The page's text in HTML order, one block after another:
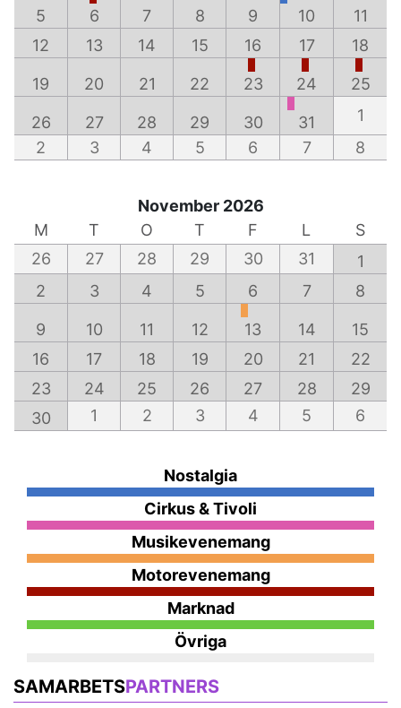
5 6 7 8 9 10
11
12
13 14 15 16 17 18
19 20 21 22 23 24 25
26 27 28 29 30 31
1
2
3 4 5 6 7 8
November 2026
M
T O T F L
S
26
27 28 29 30 31
1
2
3 4 5 6 7 8
9 10 11 12 13 14
15
16
17 18 19 20 21
22
23
24 25 26 27 28
29
30
1 2 3 4 5 6
Nostalgia
Cirkus & Tivoli
Musikevenemang
Motorevenemang
Marknad
Övriga
SAMARBETSPARTNERS